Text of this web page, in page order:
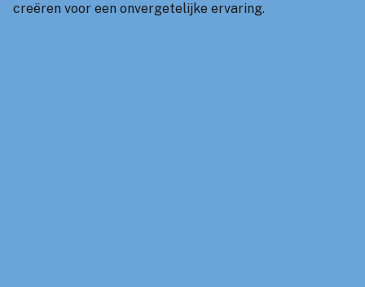
creëren voor een onvergetelijke ervaring.